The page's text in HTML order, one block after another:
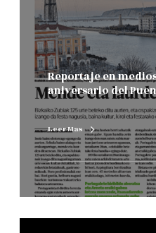
Reportaje en
aniversario del
Leer Mas